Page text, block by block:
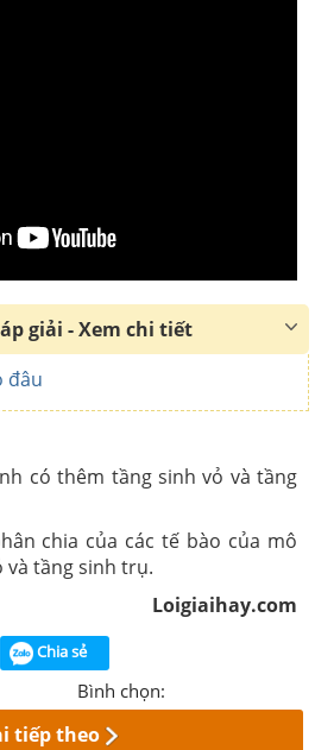
giải - Xem chi tiết
đâu
có thêm tầng sinh vỏ và tầng
chia của các tế bào của mô
và tầng sinh trụ.
Loigiaihay.com
Chia sẻ
Bình chọn:
tiếp theo